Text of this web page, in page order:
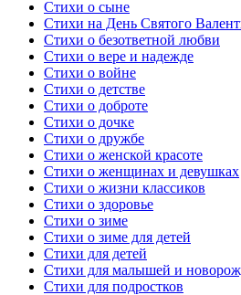
Стихи о сыне
Стихи на День Святого
Стихи о безответной любви
Стихи о вере и надежде
Стихи о войне
Стихи о детстве
Стихи о доброте
Стихи о дочке
Стихи о дружбе
Стихи о женской красоте
Стихи о женщинах и девушках
Стихи о жизни классиков
Стихи о здоровье
Стихи о зиме
Стихи о зиме для детей
Стихи для детей
Стихи для малышей и
Стихи для подростков